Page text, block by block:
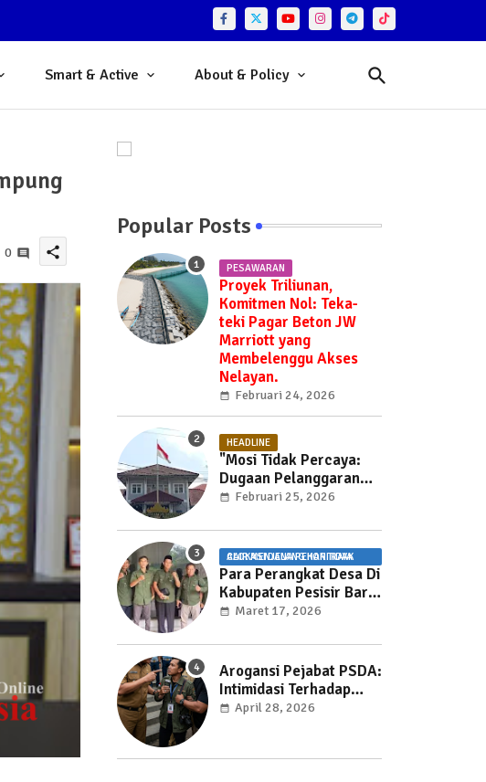
Smart & Active About & Policy
0 share
Popular Posts
PESAWARAN
Proyek Triliunan,
Komitmen Nol: Teka-
teki Pagar Beton JW
Marriott yang
Membelenggu Akses
Nelayan.
Februari 24, 2026
HEADLINE
"Mosi Tidak Percaya:
Dugaan Pelanggaran
UU Pemasyarakatan
Layanan Publik di Rutan
Way Huwi."
Februari 25, 2026
ALOKASI DANA PEKON TIDAK CAIR MENJELANG HARI RAYA
Para Perangkat Desa Di
Kabupaten Pesisir Barat
Kecewa Karena ADP
Maret 17, 2026
Arogansi Pejabat PSDA:
Intimidasi Terhadap
Jurnalis Mengancam
April 28, 2026